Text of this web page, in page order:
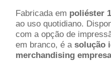
Fabricada em poliéster
ao uso quotidiano.
com a opção de
em branco, é asolução
merchandising